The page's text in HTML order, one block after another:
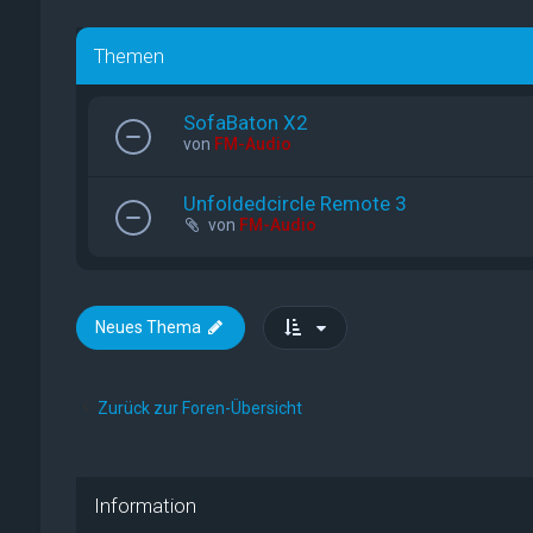
Themen
SofaBaton X2
von FM-Audio
Unfoldedcircle Remote 3
von FM-Audio
Neues Thema
Zurück zur Foren-Übersicht
Information